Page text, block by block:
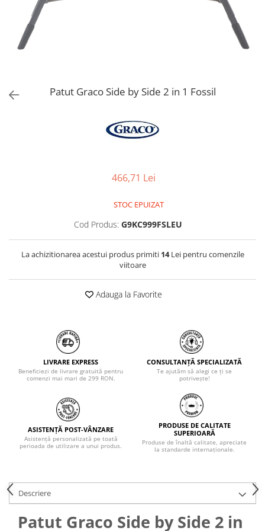
Consultanta Instalare
Jucarii de Sortare
Jucarii de tras
Jucarii din plus
Jucarii muzicale
PAPUSI
Patut Graco Side by Side 2 in 1 Fossil
466,71 Lei
STOC EPUIZAT
Cod Produs: G9KC999FSLEU
La achizitionarea acestui produs primiti 14Lei pentru comenzile
viitoare
Adauga la Favorite
LIVRARE EXPRESS
Beneficiezi de livrare gratuită pentru
comenzi mai mari de 299 RON.
CONSULTANȚĂ SPECIALIZATĂ
Te ajutăm să alegi ce ți se
potrivește!
ASISTENȚĂ POST-VÂNZARE
Asistență personalizată pe toată
perioada de utilizare a unui produs.
PRODUSE DE CALITATE
SUPERIOARĂ
Produse de înaltă calitate, apreciate
la standarde internaționale.
Descriere
Patut Graco Side by Side 2 in